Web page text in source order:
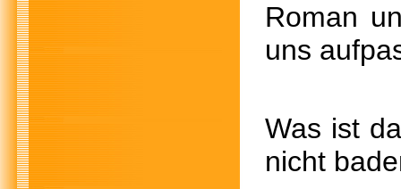
Roman
uns
Was
nicht